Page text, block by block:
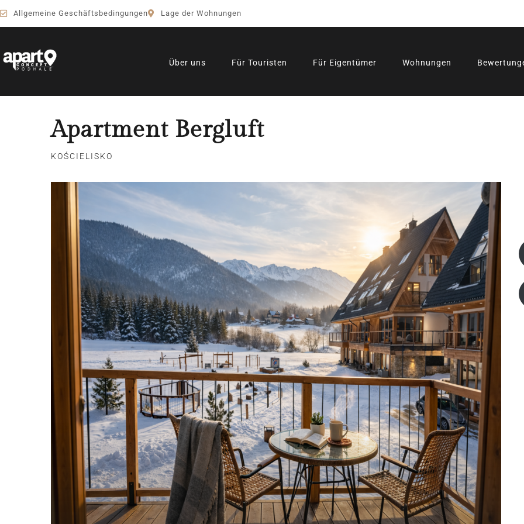
Allgemeine Geschäftsbedingungen Lage der Wohnungen
Über uns Für Touristen Für Eigentümer Wohnungen
Apartment Bergluft
KOŚCIELISKO